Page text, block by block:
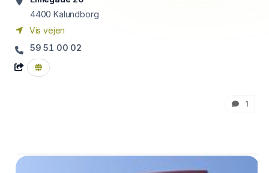
4400 Kalundborg
Vis vejen
59 51 00 02
1